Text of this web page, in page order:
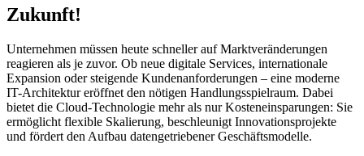
Zukunft!
Unternehmen müssen heute schneller auf Marktveränderungen
reagieren als je zuvor. Ob neue digitale Services, internationale
Expansion oder steigende Kundenanforderungen – eine moderne
IT-Architektur eröffnet den nötigen Handlungsspielraum. Dabei
bietet die Cloud-Technologie mehr als nur Kosteneinsparungen: Sie
ermöglicht flexible Skalierung, beschleunigt Innovationsprojekte
und fördert den Aufbau datengetriebener Geschäftsmodelle.